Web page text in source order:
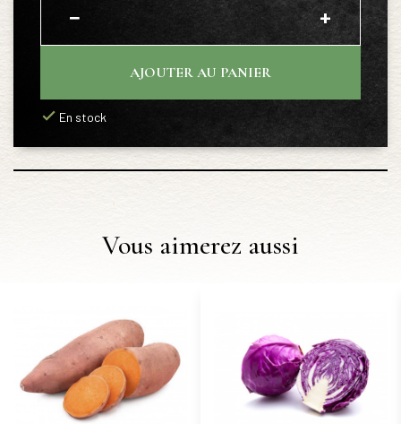
− +
AJOUTER AU PANIER
En stock
Vous aimerez aussi